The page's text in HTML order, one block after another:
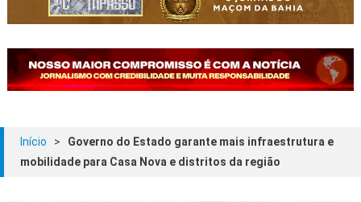
Início >
Governo do Estado garante mais infraestrutura e
mobilidade para Casa Nova e distritos da região